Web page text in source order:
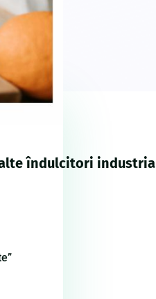
alte îndulcitori